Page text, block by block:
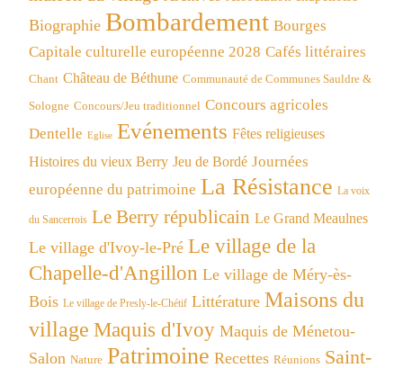
Biographie Bombardement Bourges
Capitale culturelle européenne 2028 Cafés littéraires
Chant Château de Béthune Communauté de Communes Sauldre &
Sologne Concours/Jeu traditionnel Concours agricoles
Dentelle Eglise Evénements Fêtes religieuses
Histoires du vieux Berry Jeu de Bordé Journées
européenne du patrimoine La Résistance La voix
du Sancerrois Le Berry républicain Le Grand Meaulnes
Le village d'Ivoy-le-Pré Le village de la
Chapelle-d'Angillon Le village de Méry-ès-
Bois Le village de Presly-le-Chétif Littérature Maisons du
village Maquis d'Ivoy Maquis de Ménetou-
Salon Nature Patrimoine Recettes Réunions Saint-